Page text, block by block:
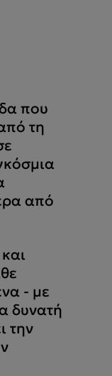
που
τη
από
- με
δυνατή
την